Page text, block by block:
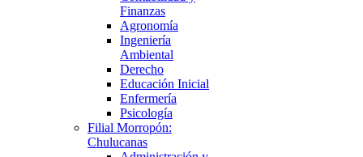
Finanzas
Agronomía
Ingeniería
Ambiental
Derecho
Educación Inicial
Enfermería
Psicología
Filial Morropón:
Chulucanas